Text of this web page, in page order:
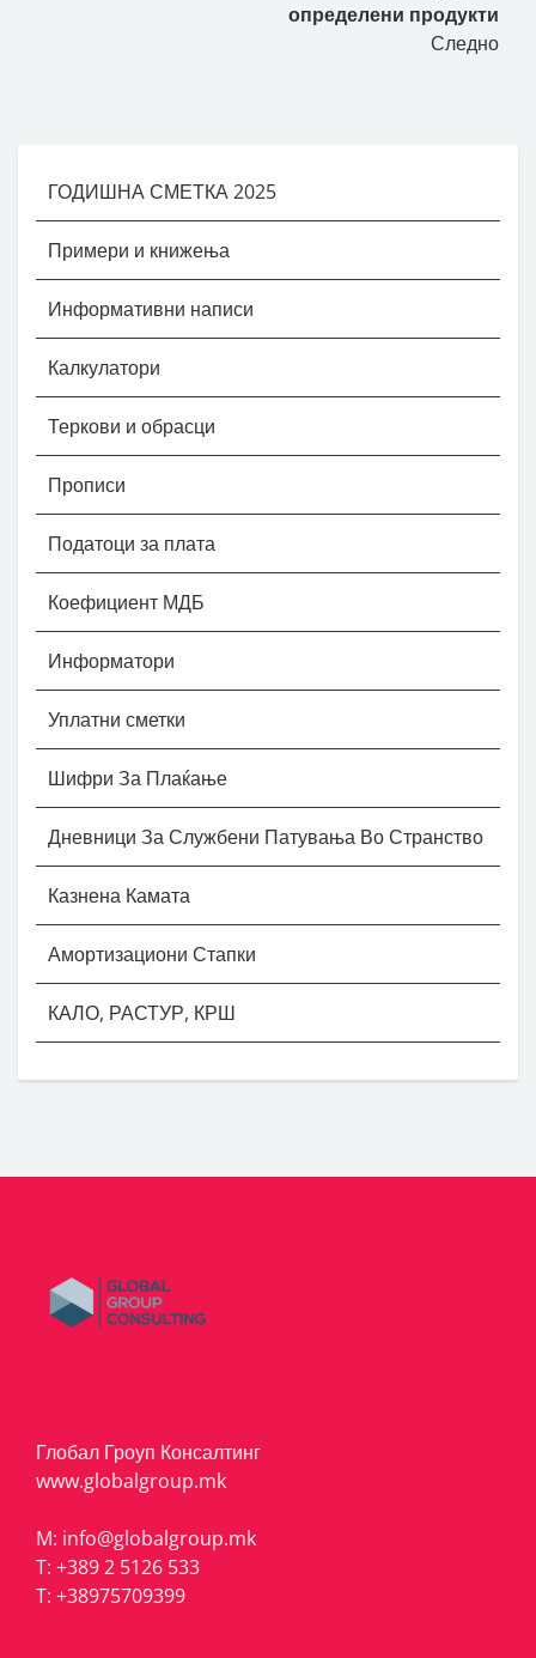
определени продукти
Следно
ГОДИШНА СМЕТКА 2025
Примери и книжења
Информативни написи
Калкулатори
Теркови и обрасци
Прописи
Податоци за плата
Коефициент МДБ
Информатори
Уплатни сметки
Шифри За Плаќање
Дневници За Службени Патувања Во Странство
Казнена Камата
Амортизациони Стапки
КАЛО, РАСТУР, КРШ
Глобал Гроуп Консалтинг
www.globalgroup.mk
M: info@globalgroup.mk
T: +389 2 5126 533
T: +38975709399